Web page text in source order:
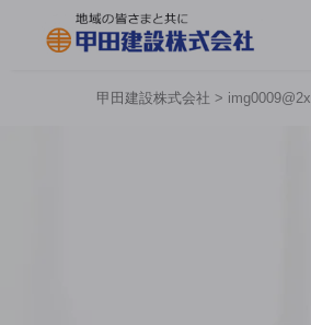
甲田建設株式会社 > img0009@2x